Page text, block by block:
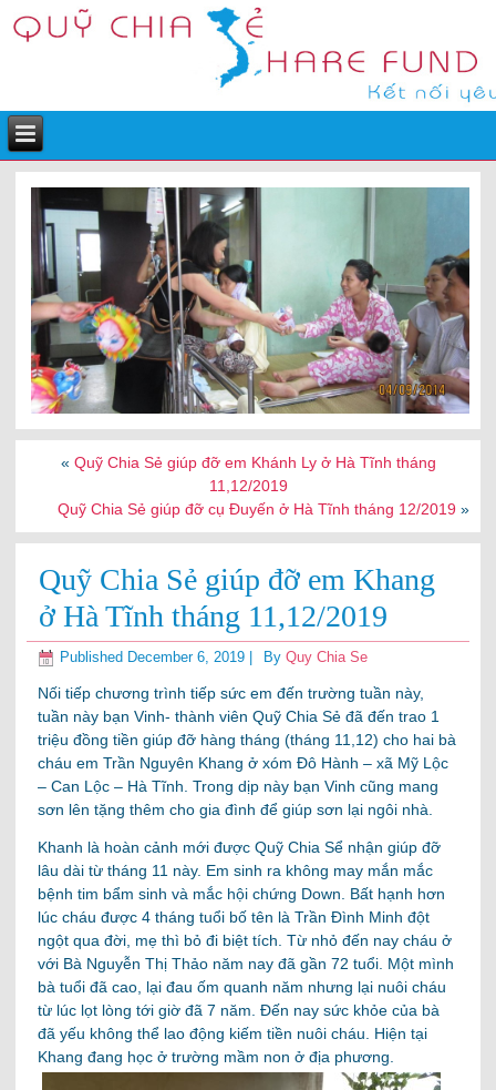
« Quỹ Chia Sẻ giúp đỡ em Khánh Ly ở Hà Tĩnh tháng
11,12/2019
Quỹ Chia Sẻ giúp đỡ cụ Đuyến ở Hà Tĩnh tháng 12/2019»
Quỹ Chia Sẻ giúp đỡ em Khang
ở Hà Tĩnh tháng 11,12/2019
Published December 6, 2019 | By Quy Chia Se
Nối tiếp chương trình tiếp sức em đến trường tuần này,
tuần này bạn Vinh- thành viên Quỹ Chia Sẻ đã đến trao 1
triệu đồng tiền giúp đỡ hàng tháng (tháng 11,12) cho hai bà
cháu em Trần Nguyên Khang ở xóm Đô Hành – xã Mỹ Lộc
– Can Lộc – Hà Tĩnh. Trong dịp này bạn Vinh cũng mang
sơn lên tặng thêm cho gia đình để giúp sơn lại ngôi nhà.
Khanh là hoàn cảnh mới được Quỹ Chia Sể nhận giúp đỡ
lâu dài từ tháng 11 này. Em sinh ra không may mắn mắc
bệnh tim bẩm sinh và mắc hội chứng Down. Bất hạnh hơn
lúc cháu được 4 tháng tuổi bố tên là Trần Đình Minh đột
ngột qua đời, mẹ thì bỏ đi biệt tích. Từ nhỏ đến nay cháu ở
với Bà Nguyễn Thị Thảo năm nay đã gần 72 tuổi. Một mình
bà tuổi đã cao, lại đau ốm quanh năm nhưng lại nuôi cháu
từ lúc lọt lòng tới giờ đã 7 năm. Đến nay sức khỏe của bà
đã yếu không thể lao động kiếm tiền nuôi cháu. Hiện tại
Khang đang học ở trường mầm non ở địa phương.